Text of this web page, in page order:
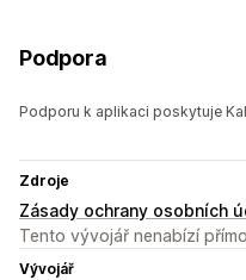
Podpora
Podporu k aplikaci poskytuje
Zdroje
Zásady ochrany osobních
Tento vývojář nenabízí
Vývojář